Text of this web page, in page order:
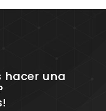
hacer una